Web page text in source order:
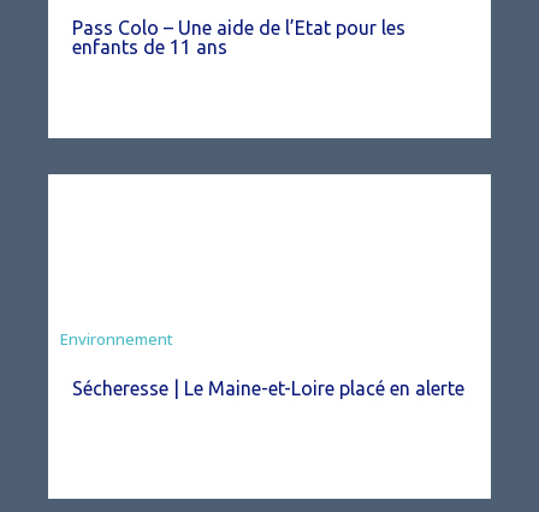
Pass Colo – Une aide de l’Etat pour les
enfants de 11 ans
Environnement
Sécheresse | Le Maine-et-Loire placé en alerte